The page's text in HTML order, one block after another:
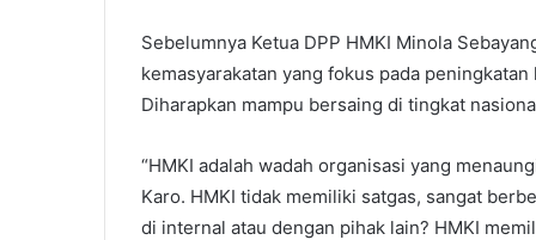
Sebelumnya Ketua DPP HMKI Minola
kemasyarakatan yang fokus pada
Diharapkan mampu bersaing di tingkat
“HMKI adalah wadah organisasi yang
Karo. HMKI tidak memiliki satgas, sangat
di internal atau dengan pihak lain? HMKI